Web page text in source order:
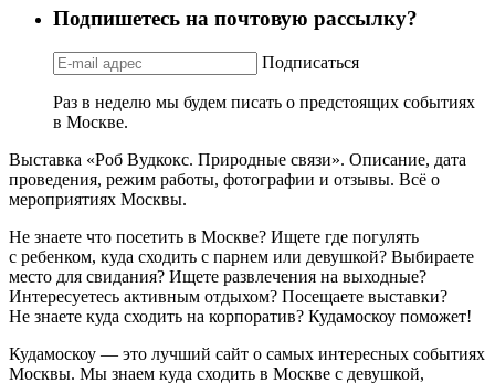
Подпишетесь на почтовую рассылку?
Подписаться
Раз в неделю мы будем писать о предстоящих событиях
в Москве.
Выставка «Роб Вудкокс. Природные связи». Описание, дата
проведения, режим работы, фотографии и отзывы. Всё о
мероприятиях Москвы.
Не знаете что посетить в Москве? Ищете где погулять
с ребенком, куда сходить с парнем или девушкой? Выбираете
место для свидания? Ищете развлечения на выходные?
Интересуетесь активным отдыхом? Посещаете выставки?
Не знаете куда сходить на корпоратив? Кудамоскоу поможет!
Кудамоскоу — это лучший сайт о самых интересных событиях
Москвы. Мы знаем куда сходить в Москве с девушкой,